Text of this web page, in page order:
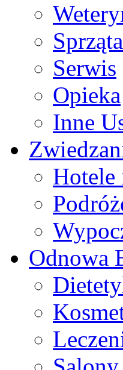
Serwis
Opieka
Inne
Hotele
Odnowa